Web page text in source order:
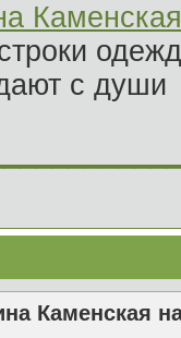
Каменская
с души
Каменская